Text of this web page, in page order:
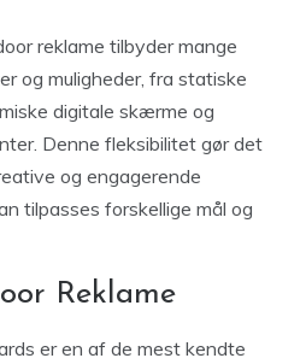
reklame tilbyder mange
og muligheder, fra statiske
digitale skærme og
Denne fleksibilitet gør det
og engagerende
tilpasses forskellige mål og
Reklame
er en af de mest kendte